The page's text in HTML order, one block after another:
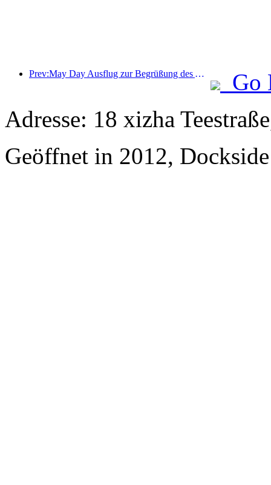
Prev:May Day Ausflug zur Begrüßung des Ausbruchs Alipay-Daten: Das Suchvolumen der malerischen Hotels stieg um das 15-fache
Go
Adresse: 18 xizha
Geöffnet in 2012,